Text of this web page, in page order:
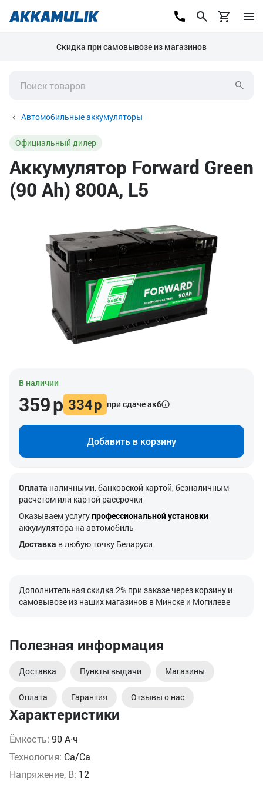
Скидка при самовывозе из магазинов
Автомобильные аккумуляторы
Официальный дилер
Аккумулятор Forward Green
(90 Ah) 800А, L5
Характеристики
Ёмкость: 90 А·ч
Технология: Ca/Ca
Напряжение, В: 12
В наличии
359р 334р при сдаче акб
Добавить в корзину
Оплата наличными, банковской картой, безналичным
расчетом или картой рассрочки
Оказываем услугупрофессиональной установки
аккумулятора на автомобиль
Доставка в любую точку Беларуси
Дополнительная скидка 2% при заказе через корзину и
самовывозе из наших магазинов в Минске и Могилеве
Полезная информация
Доставка Пункты выдачи Магазины
Оплата Гарантия Отзывы о нас